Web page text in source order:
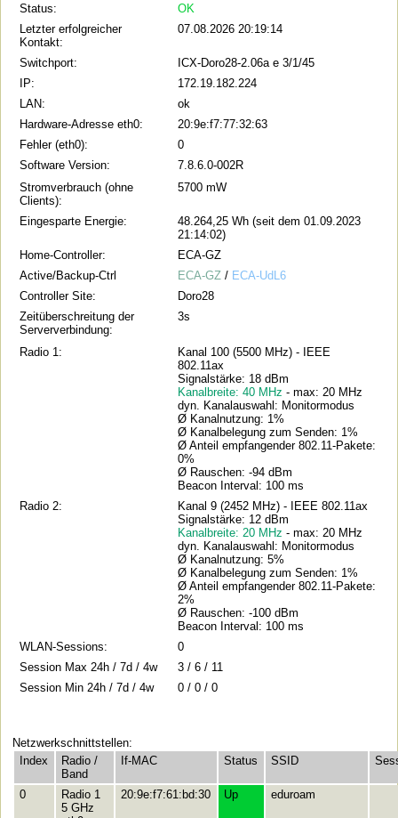
Status:
OK
Letzter erfolgreicher
Kontakt:
07.08.2026 20:19:14
Switchport:
ICX-Doro28-2.06a e 3/1/45
IP:
172.19.182.224
LAN:
ok
Hardware-Adresse eth0:
20:9e:f7:77:32:63
Fehler (eth0):
0
Software Version:
7.8.6.0-002R
Stromverbrauch (ohne
Clients):
5700 mW
Eingesparte Energie:
48.264,25 Wh (seit dem 01.09.2023
21:14:02)
Home-Controller:
ECA-GZ
Active/Backup-Ctrl
ECA-GZ / ECA-UdL6
Controller Site:
Doro28
Zeitüberschreitung der
Serververbindung:
3s
Radio 1:
Kanal 100 (5500 MHz) - IEEE
802.11ax
Signalstärke: 18 dBm
Kanalbreite: 40 MHz- max: 20 MHz
dyn. Kanalauswahl: Monitormodus
Ø Kanalnutzung: 1%
Ø Kanalbelegung zum Senden: 1%
Ø Anteil empfangender 802.11-Pakete:
0%
Ø Rauschen: -94 dBm
Beacon Interval: 100 ms
Radio 2:
Kanal 9 (2452 MHz) - IEEE 802.11ax
Signalstärke: 12 dBm
Kanalbreite: 20 MHz- max: 20 MHz
dyn. Kanalauswahl: Monitormodus
Ø Kanalnutzung: 5%
Ø Kanalbelegung zum Senden: 1%
Ø Anteil empfangender 802.11-Pakete:
2%
Ø Rauschen: -100 dBm
Beacon Interval: 100 ms
WLAN-Sessions:
0
Session Max 24h / 7d / 4w
3 / 6 / 11
Session Min 24h / 7d / 4w
0 / 0 / 0
Netzwerkschnittstellen:
Index
Radio /
Band
If-MAC Status SSID
0
Radio 1
5 GHz
20:9e:f7:61:bd:30 Up eduroam